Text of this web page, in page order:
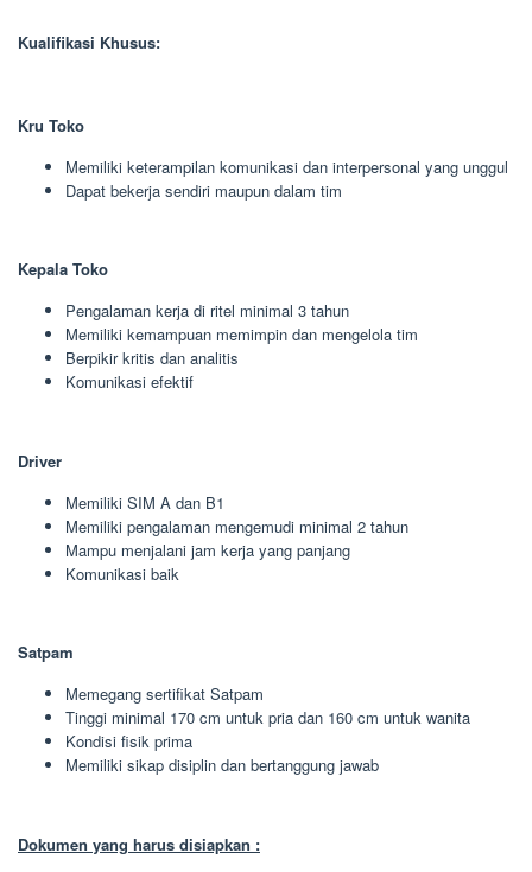
Kualifikasi Khusus:
Kru Toko
Memiliki keterampilan komunikasi dan interpersonal yang unggul
Dapat bekerja sendiri maupun dalam tim
Kepala Toko
Pengalaman kerja di ritel minimal 3 tahun
Memiliki kemampuan memimpin dan mengelola tim
Berpikir kritis dan analitis
Komunikasi efektif
Driver
Memiliki SIM A dan B1
Memiliki pengalaman mengemudi minimal 2 tahun
Mampu menjalani jam kerja yang panjang
Komunikasi baik
Satpam
Memegang sertifikat Satpam
Tinggi minimal 170 cm untuk pria dan 160 cm untuk wanita
Kondisi fisik prima
Memiliki sikap disiplin dan bertanggung jawab
Dokumen yang harus disiapkan :